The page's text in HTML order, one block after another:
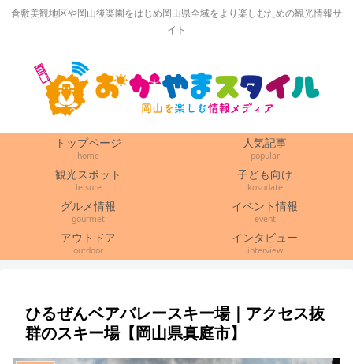
倉敷美観地区や岡山後楽園をはじめ岡山県全域をより楽しむための観光情報サ
イト
トップページ
home
人気記事
popular
観光スポット
leisure
子ども向け
kosodate
グルメ情報
gourmet
イベント情報
event
アウトドア
outdoor
インタビュー
interview
ひるぜんベアバレースキー場｜アクセス抜
群のスキー場【岡山県真庭市】